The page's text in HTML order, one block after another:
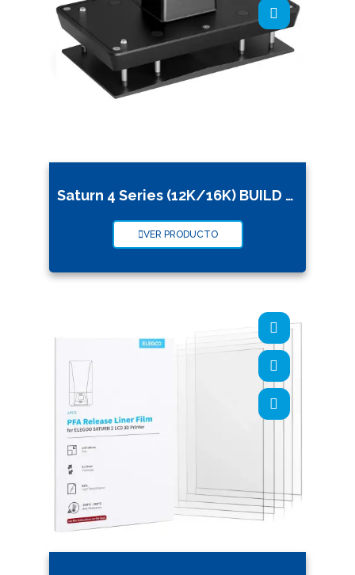
Saturn 4 Series (12K/16K) BUILD PLATE
VER PRODUCTO